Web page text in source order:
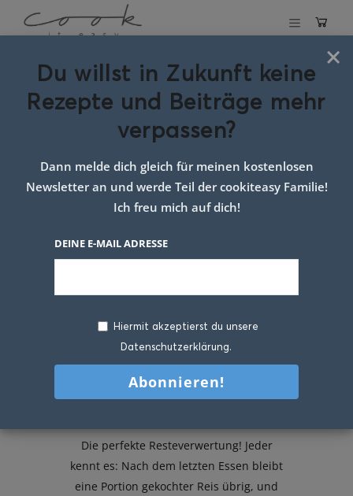
Schlagwort:
einfaches
Abendessen
Die perfekte Resteverwertung! Jeder
kennt es: Nach dem letzten Essen bleibt
eine Portion gekochter Reis übrig, und
×
Du willst in Zukunft keine
Rezepte und Beiträge mehr
verpassen?
Dann melde dich gleich für meinen kostenlosen
Newsletter an und werde Teil der cookiteasy Familie!
Ich freu mich auf dich!
DEINE E-MAIL ADRESSE
Hiermit akzeptierst du unsere
Datenschutzerklärung.